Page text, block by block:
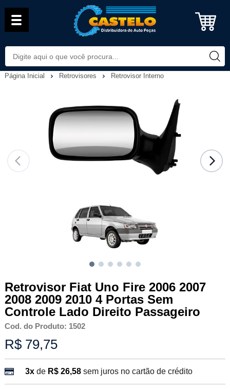
Página Inicial Retrovisores Retrovisor Interno
Retrovisor Fiat Uno Fire 2006 2007
2008 2009 2010 4 Portas Sem
Controle Lado Direito Passageiro
Cod. do Produto: 1502
R$ 79,75
3xde R$ 26,58 sem juros no cartão de crédito